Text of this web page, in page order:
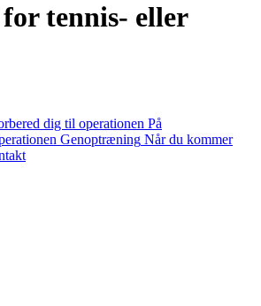
tennis- eller
dig til operationen På
Genoptræning Når du kommer